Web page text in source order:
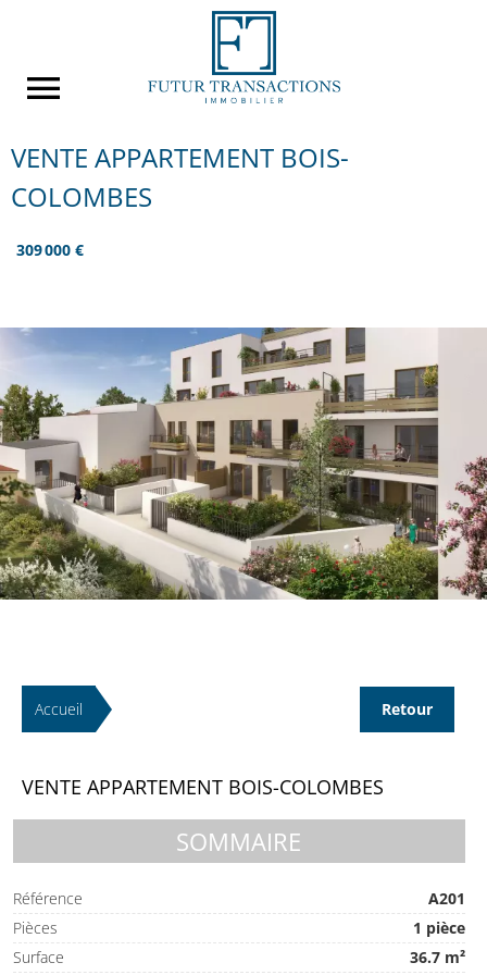
VENTE APPARTEMENT BOIS-
COLOMBES
309 000 €
Accueil Retour
VENTE APPARTEMENT BOIS-COLOMBES
SOMMAIRE
Référence
A201
Pièces
1 pièce
Surface
36.7 m²